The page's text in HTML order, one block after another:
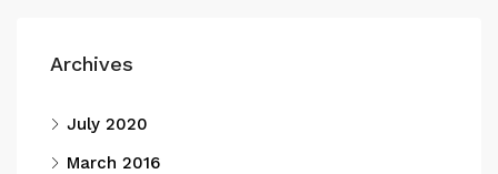
Archives
July 2020
March 2016